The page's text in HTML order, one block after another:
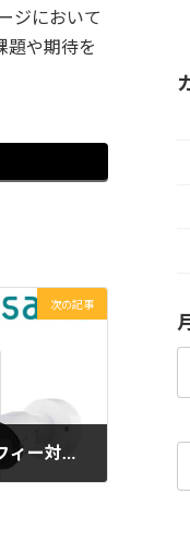
ジにおいて
題や期待を
次の記事
キヤノンMJとセーフィー セーフィー対応屋外クラウドカメラ初のエッジAI「人検知」機能